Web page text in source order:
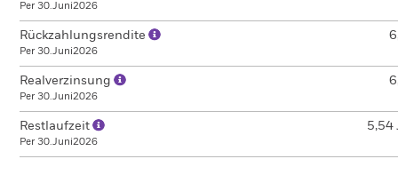
Per 30.Juni2026
Rückzahlungsrendite
Per 30.Juni2026
Realverzinsung
Per 30.Juni2026
Restlaufzeit
Per 30.Juni2026
5,54